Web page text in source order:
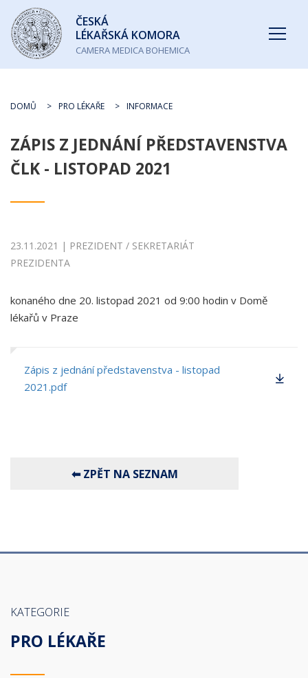
Česká
lékařská
komora
ČESKÁ
LÉKAŘSKÁ KOMORA
CAMERA MEDICA BOHEMICA
DOMŮ PRO LÉKAŘE INFORMACE
ZÁPIS Z JEDNÁNÍ PŘEDSTAVENSTVA
ČLK - LISTOPAD 2021
23.11.2021 | PREZIDENT / SEKRETARIÁT
PREZIDENTA
konaného dne 20. listopad 2021 od 9:00 hodin v Domě
lékařů v Praze
Zápis z jednání představenstva - listopad
2021.pdf
KATEGORIE
PRO LÉKAŘE